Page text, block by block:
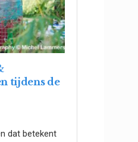
tijdens de
dat betekent